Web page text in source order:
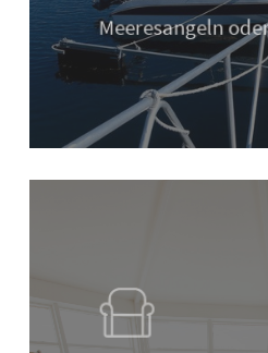
Meeresangeln